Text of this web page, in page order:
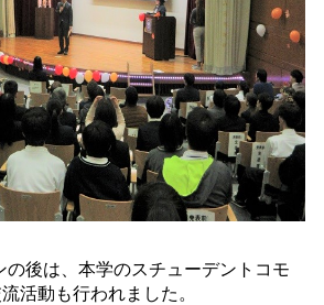
の後は、本学のスチューデントコモ
活動も行われました。